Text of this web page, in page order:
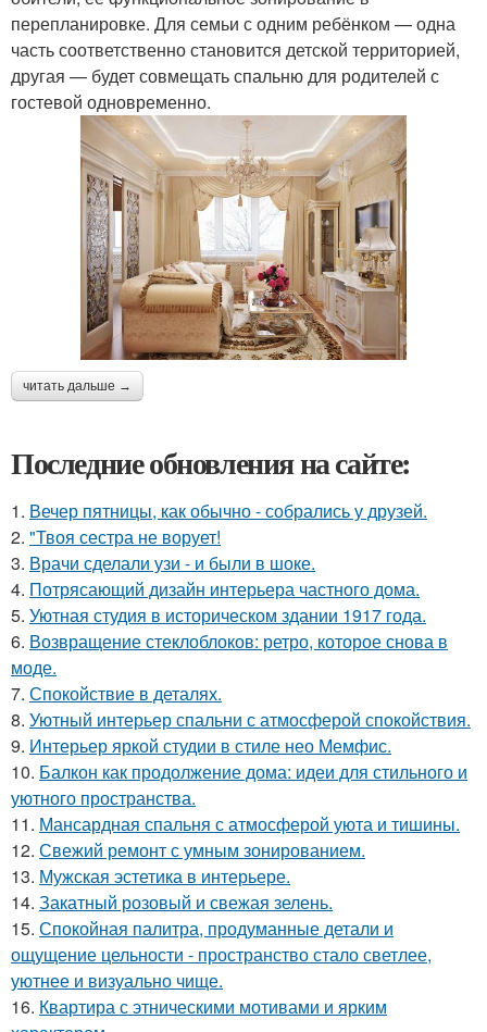
перепланировке. Для семьи с одним ребёнком — одна
часть соответственно становится детской территорией,
другая — будет совмещать спальню для родителей с
гостевой одновременно.
читать дальше →
Последние обновления на сайте:
1. Вечер пятницы, как обычно - собрались у друзей.
2. "Твоя сестра не ворует!
3. Врачи сделали узи - и были в шоке.
4. Потрясающий дизайн интерьера частного дома.
5. Уютная студия в историческом здании 1917 года.
6. Возвращение стеклоблоков: ретро, которое снова в
моде.
7. Спокойствие в деталях.
8. Уютный интерьер спальни с атмосферой спокойствия.
9. Интерьер яркой студии в стиле нео Мемфис.
10. Балкон как продолжение дома: идеи для стильного и
уютного пространства.
11. Мансардная спальня с атмосферой уюта и тишины.
12. Свежий ремонт с умным зонированием.
13. Мужская эстетика в интерьере.
14. Закатный розовый и свежая зелень.
15. Спокойная палитра, продуманные детали и
ощущение цельности - пространство стало светлее,
уютнее и визуально чище.
16. Квартира с этническими мотивами и ярким